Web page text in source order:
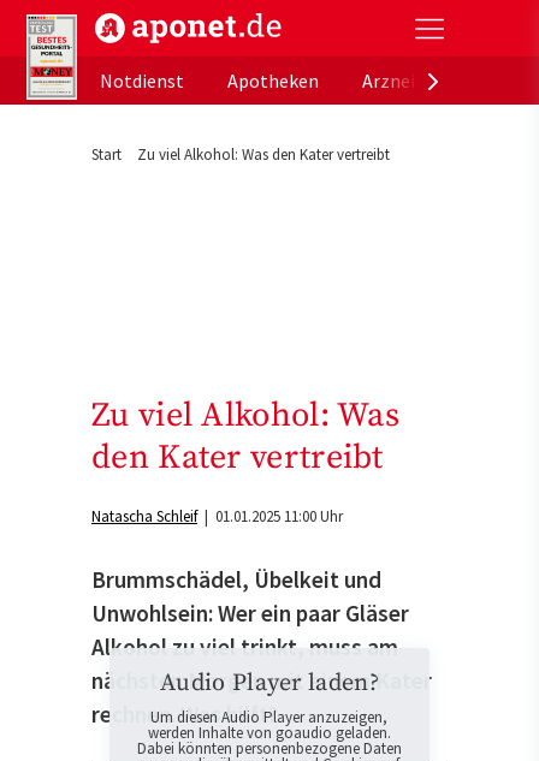
aponet.de - Das offizielle Gesundheitsportal der
Notdienst
Apotheken
Start Zu viel Alkohol: Was den Kater vertreibt
Zu viel Alkohol: Was
den Kater vertreibt
Natascha Schleif| 01.01.2025 11:00 Uhr
Brummschädel, Übelkeit und
Unwohlsein: Wer ein paar Gläser
Alkohol zu viel trinkt, muss am
nächsten Morgen mit einem Kater
rechnen. Was hilft?
Audio Player laden?
Um diesen Audio Player anzuzeigen,
werden Inhalte von goaudio geladen.
Dabei könnten personenbezogene Daten